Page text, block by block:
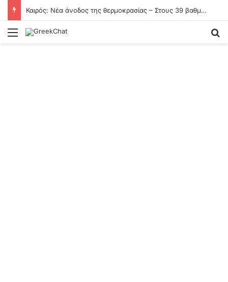
Καιρός: Νέα άνοδος της θερμοκρασίας – Στους 39 βαθμούς «σκαρφαλώνει» ο υδράργυρος
Menu